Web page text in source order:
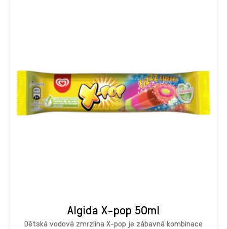
Algida X-pop 50ml
Dětská vodová zmrzlina X-pop je zábavná kombinace